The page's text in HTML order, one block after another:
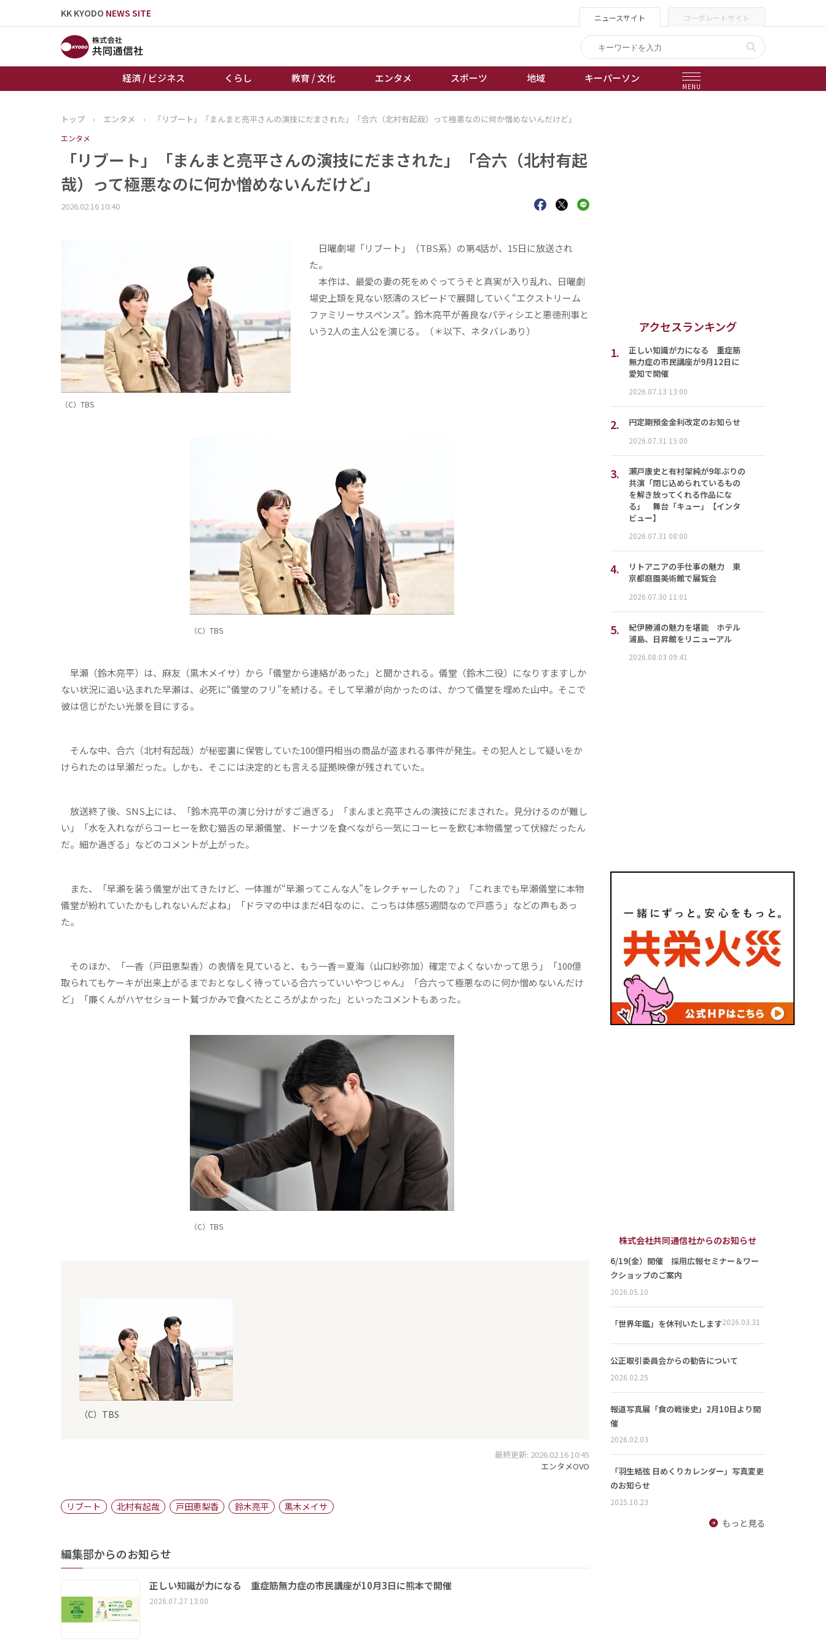
KK KYODO NEWS SITE ニュースサイト コーポレートサイト
経済 / ビジネス くらし 教育 / 文化 エンタメ スポーツ 地域 キーパーソン
MENU
トップページ
経済 / ビジネス
教育 / 文化
エンタメ
誰もが輝いて働く社会へ
オートレース
トップ › エンタメ › 「リブート」「まんまと亮平さんの演技にだまされた」「合六（北村有起哉）って極悪なのに何か憎めないんだけど」
エンタメ
「リブート」「まんまと亮平さんの演技にだまされた」「合六（北村有起
哉）って極悪なのに何か憎めないんだけど」
2026.02.16 10:40
（C）TBS
日曜劇場「リブート」（TBS系）の第4話が、15日に放送され
た。
本作は、最愛の妻の死をめぐってうそと真実が入り乱れ、日曜劇
場史上類を見ない怒濤のスピードで展開していく“エクストリーム
ファミリーサスペンス”。鈴木亮平が善良なパティシエと悪徳刑事と
いう2人の主人公を演じる。（＊以下、ネタバレあり）
（C）TBS
早瀬（鈴木亮平）は、麻友（黒木メイサ）から「儀堂から連絡があった」と聞かされる。儀堂（鈴木二役）になりすますしか
ない状況に追い込まれた早瀬は、必死に“儀堂のフリ”を続ける。そして早瀬が向かったのは、かつて儀堂を埋めた山中。そこで
彼は信じがたい光景を目にする。
そんな中、合六（北村有起哉）が秘密裏に保管していた100億円相当の商品が盗まれる事件が発生。その犯人として疑いをか
けられたのは早瀬だった。しかも、そこには決定的とも言える証拠映像が残されていた。
放送終了後、SNS上には、「鈴木亮平の演じ分けがすご過ぎる」「まんまと亮平さんの演技にだまされた。見分けるのが難し
い」「水を入れながらコーヒーを飲む猫舌の早瀬儀堂、ドーナツを食べながら一気にコーヒーを飲む本物儀堂って伏線だったん
だ。細か過ぎる」などのコメントが上がった。
また、「早瀬を装う儀堂が出てきたけど、一体誰が“早瀬ってこんな人”をレクチャーしたの？」「これまでも早瀬儀堂に本物
儀堂が紛れていたかもしれないんだよね」「ドラマの中はまだ4日なのに、こっちは体感5週間なので戸惑う」などの声もあっ
た。
そのほか、「一香（戸田恵梨香）の表情を見ていると、もう一香＝夏海（山口紗弥加）確定でよくないかって思う」「100億
取られてもケーキが出来上がるまでおとなしく待っている合六っていいやつじゃん」「合六って極悪なのに何か憎めないんだけ
ど」「廉くんがハヤセショート鷲づかみで食べたところがよかった」といったコメントもあった。
（C）TBS
（C）TBS
最終更新: 2026.02.16 10:45
エンタメOVO
リブート 北村有起哉 戸田恵梨香 鈴木亮平 黒木メイサ
編集部からのお知らせ
正しい知識が力になる 重症筋無力症の市民講座が10月3日に熊本で開催
2026.07.27 13:00
アクセスランキング
1.
正しい知識が力になる 重症筋
無力症の市民講座が9月12日に
愛知で開催
2026.07.13 13:00
2. 円定期預金金利改定のお知らせ
2026.07.31 15:00
3.
瀬戸康史と有村架純が9年ぶりの
共演「閉じ込められているもの
を解き放ってくれる作品にな
る」 舞台「キュー」【インタ
ビュー】
2026.07.31 08:00
4.
リトアニアの手仕事の魅力 東
京都庭園美術館で展覧会
2026.07.30 11:01
5.
紀伊勝浦の魅力を堪能 ホテル
浦島、日昇館をリニューアル
2026.08.03 09:41
株式会社共同通信社からのお知らせ
6/19(金）開催 採用広報セミナー＆ワー
クショップのご案内
2026.05.10
「世界年鑑」を休刊いたします2026.03.31
公正取引委員会からの勧告について
2026.02.25
報道写真展「食の戦後史」2月10日より開
催
2026.02.03
「羽生結弦 日めくりカレンダー」写真変更
のお知らせ
2025.10.23
もっと見る